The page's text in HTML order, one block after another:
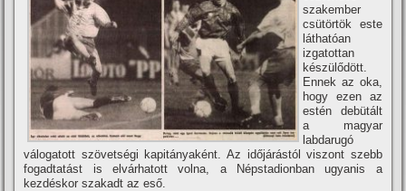
szakember
csütörtök este
láthatóan
izgatottan
készülődött.
Ennek az oka,
hogy ezen az
estén debütált
a magyar
labdarugó
válogatott szövetségi kapitányaként. Az időjárástól viszont szebb
fogadtatást is elvárhatott volna, a Népstadionban ugyanis a
kezdéskor szakadt az eső.